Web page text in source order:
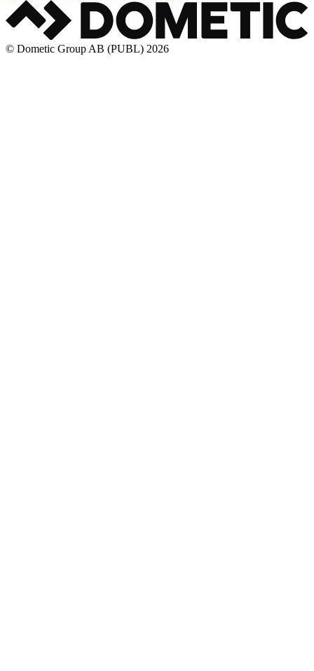
© Dometic Group AB (PUBL) 2026